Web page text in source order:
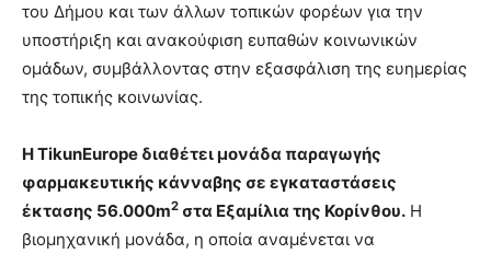
του Δήμου και των άλλων τοπικών φορέων για την
υποστήριξη και ανακούφιση ευπαθών κοινωνικών
ομάδων, συμβάλλοντας στην εξασφάλιση της ευημερίας
της τοπικής κοινωνίας.
Η TikunEurope διαθέτει μονάδα παραγωγής
φαρμακευτικής κάνναβης σε εγκαταστάσεις
έκτασης 56.000m2 στα Εξαμίλια της Κορίνθου. Η
βιομηχανική μονάδα, η οποία αναμένεται να